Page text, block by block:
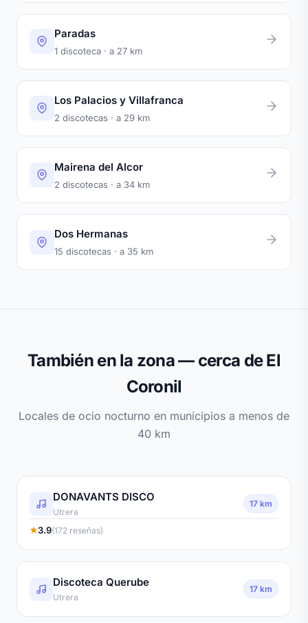
Paradas
1 discoteca · a 27 km
Los Palacios y Villafranca
2 discotecas · a 29 km
Mairena del Alcor
2 discotecas · a 34 km
Dos Hermanas
15 discotecas · a 35 km
También en la zona — cerca de El
Coronil
Locales de ocio nocturno en municipios a menos de
40 km
DONAVANTS DISCO
Utrera
17 km
3.9(172 reseñas)
Discoteca Querube
Utrera
17 km